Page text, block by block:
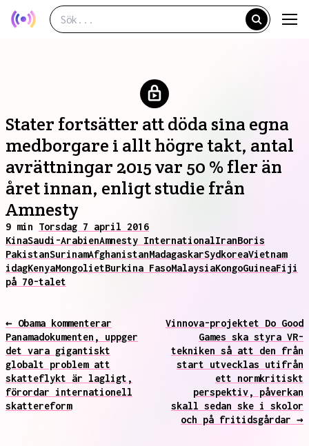
Stater fortsätter att döda sina egna
medborgare i allt högre takt, antal
avrättningar 2015 var 50 % fler än
året innan, enligt studie från
Amnesty
9 min Torsdag 7 april 2016
KinaSaudi-ArabienAmnesty InternationalIranBoris
PakistanSurinamAfghanistanMadagaskarSydkoreaVietnam
idagKenyaMongolietBurkina FasoMalaysiaKongoGuineaFiji
på 70-talet
← Obama kommenterar
Panamadokumenten, uppger
det vara gigantiskt
globalt problem att
skatteflykt är lagligt,
förordar internationell
skattereform
Vinnova-projektet Do Good
Games ska styra VR-
tekniken så att den från
start utvecklas utifrån
ett normkritiskt
perspektiv, påverkan
skall sedan ske i skolor
och på fritidsgårdar →